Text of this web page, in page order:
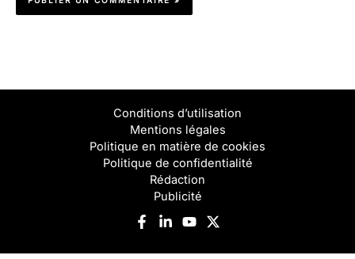
Conditions d’utilisation
Mentions légales
Politique en matière de cookies
Politique de confidentialité
Rédaction
Publicité